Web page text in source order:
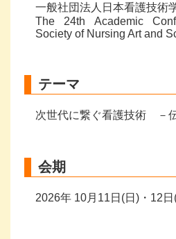
一般社団法人日本看護技術
The 24th Academic
Society of Nursing Art and
テーマ
次世代に繋ぐ看護技術
会期
2026年 10月11日(日)・12